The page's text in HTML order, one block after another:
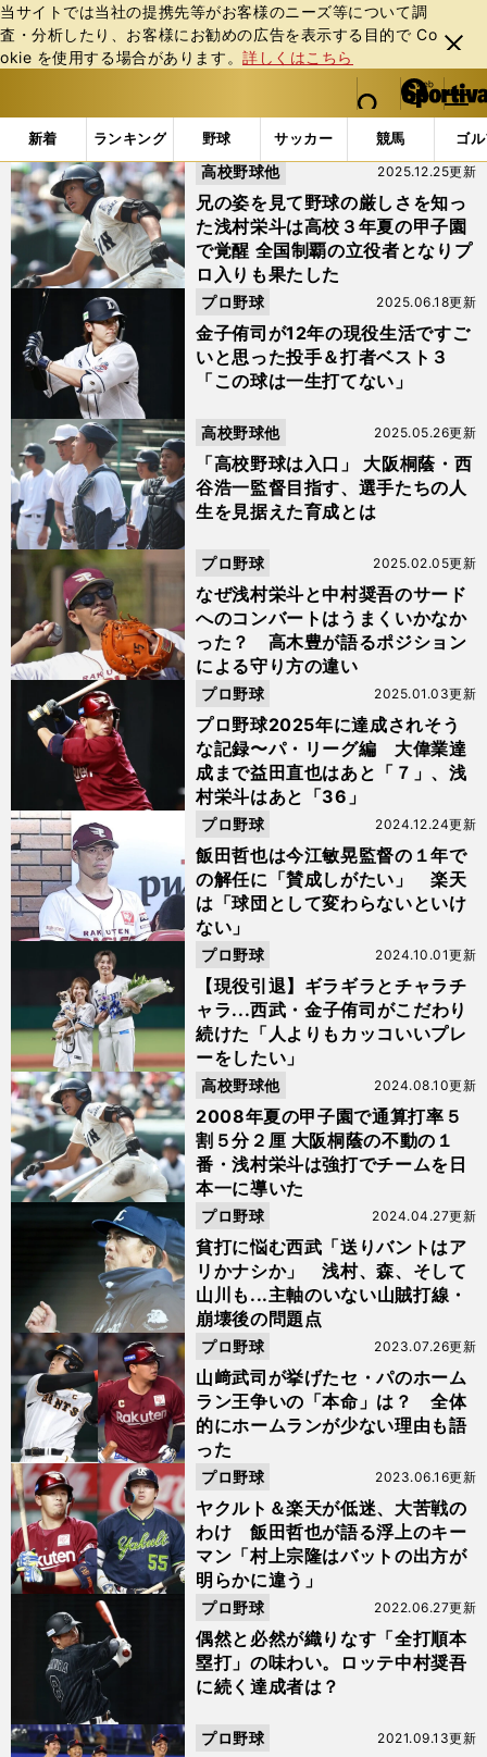
当サイトでは当社の提携先等がお客様のニーズ等について調
査・分析したり、お客様にお勧めの広告を表⽰する⽬的で Co
okie を使⽤する場合があります。詳しくはこちら
閉じ
る
web Sportiva (webスポルティーバ)
検索
マイペ
ー
ジ
メニュ
新着 ランキング 野球 サッカー 競馬 ゴ
b
ス
ポ
ル
テ
ー
バ
「#浅村栄斗」の最新ニュース・ 情報
兄の姿を見て野球の厳しさを知っ
た浅村栄斗は高校３年夏の甲子園
で覚醒 全国制覇の立役者となりプ
ロ入りも果たした
2025.12.25更新
高校野球他
金子侑司が12年の現役生活ですご
いと思った投手＆打者ベスト３
「この球は一生打てない」
2025.06.18更新
プロ野球
「高校野球は入口」 大阪桐蔭・西
谷浩一監督目指す、選手たちの人
生を見据えた育成とは
2025.05.26更新
高校野球他
なぜ浅村栄斗と中村奨吾のサード
へのコンバートはうまくいかなか
った？ 高木豊が語るポジション
による守り方の違い
2025.02.05更新
プロ野球
プロ野球2025年に達成されそう
な記録〜パ・リーグ編 大偉業達
成まで益田直也はあと「７」、浅
村栄斗はあと「36」
2025.01.03更新
プロ野球
飯田哲也は今江敏晃監督の１年で
の解任に「賛成しがたい」 楽天
は「球団として変わらないといけ
ない」
2024.12.24更新
プロ野球
【現役引退】ギラギラとチャラチ
ャラ...西武・金子侑司がこだわり
続けた「人よりもカッコいいプレ
ーをしたい」
2024.10.01更新
プロ野球
2008年夏の甲子園で通算打率５
割５分２厘 大阪桐蔭の不動の１
番・浅村栄斗は強打でチームを日
本一に導いた
2024.08.10更新
高校野球他
貧打に悩む西武「送りバントはア
リかナシか」 浅村、森、そして
山川も...主軸のいない山賊打線・
崩壊後の問題点
2024.04.27更新
プロ野球
山﨑武司が挙げたセ・パのホーム
ラン王争いの「本命」は？ 全体
的にホームランが少ない理由も語
った
2023.07.26更新
プロ野球
ヤクルト＆楽天が低迷、大苦戦の
わけ 飯田哲也が語る浮上のキー
マン「村上宗隆はバットの出方が
明らかに違う」
2023.06.16更新
プロ野球
偶然と必然が織りなす「全打順本
塁打」の味わい。ロッテ中村奨吾
に続く達成者は？
2022.06.27更新
プロ野球
2021.09.13更新
プロ野球